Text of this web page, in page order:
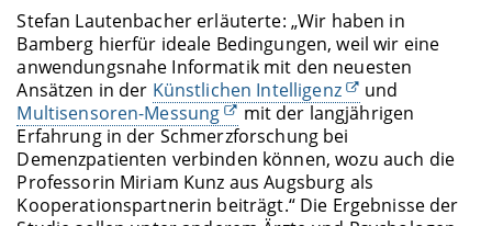
Stefan Lautenbacher erläuterte: „Wir haben in
Bamberg hierfür ideale Bedingungen, weil wir eine
anwendungsnahe Informatik mit den neuesten
Ansätzen in der Künstlichen Intelligenz
und
Multisensoren-Messung
mit der langjährigen
Erfahrung in der Schmerzforschung bei
Demenzpatienten verbinden können, wozu auch die
Professorin Miriam Kunz aus Augsburg als
Kooperationspartnerin beiträgt.“ Die Ergebnisse der